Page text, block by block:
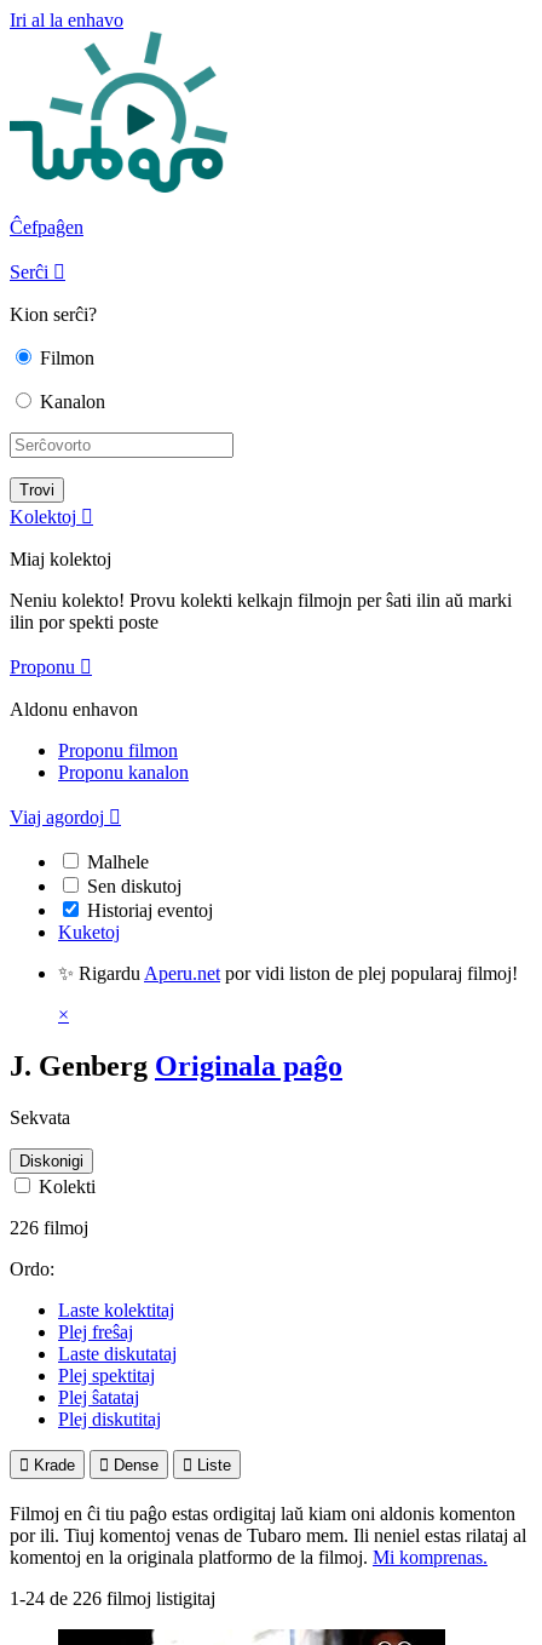
Iri al la enhavo
Ĉefpaĝen
Serĉi 
Kion serĉi?
Filmon
Kanalon
Kolektoj 
Miaj kolektoj
Neniu kolekto! Provu kolekti kelkajn filmojn per ŝati ilin aŭ marki
ilin por spekti poste
Proponu 
Aldonu enhavon
Proponu filmon
Proponu kanalon
Viaj agordoj 
Malhele
Sen diskutoj
Historiaj eventoj
Kuketoj
✨ Rigardu Aperu.net por vidi liston de plej popularaj filmoj!
×
J. Genberg Originala paĝo
Sekvata
Diskonigi
Kolekti
226 filmoj
Ordo:
Laste kolektitaj
Plej freŝaj
Laste diskutataj
Plej spektitaj
Plej ŝatataj
Plej diskutitaj
 Krade  Dense  Liste
Filmoj en ĉi tiu paĝo estas ordigitaj laŭ kiam oni aldonis komenton
por ili. Tiuj komentoj venas de Tubaro mem. Ili neniel estas rilataj al
komentoj en la originala platformo de la filmoj. Mi komprenas.
1-24 de 226 filmoj listigitaj